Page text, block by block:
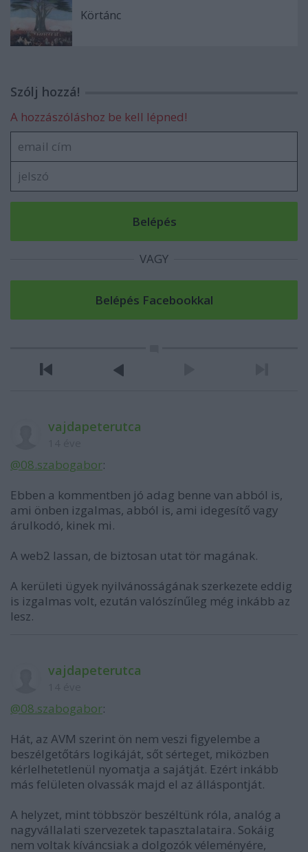
Körtánc
Szólj hozzá!
A hozzászóláshoz be kell lépned!
VAGY
vajdapeterutca
@08.szabogabor:
Ebben a kommentben jó adag benne van abból is,
ami önben izgalmas, abból is, ami idegesítő vagy
árulkodó, kinek mi.
A web2 lassan, de biztosan utat tör magának.
A kerületi ügyek nyilvánosságának szerkezete eddig
is izgalmas volt, ezután valószínűleg még inkább az
lesz.
vajdapeterutca
@08.szabogabor:
Hát, az AVM szerint ön nem veszi figyelembe a
beszélgetőtárs logikáját, sőt sérteget, miközben
kérlelhetetlenül nyomatja a sajátját. Ezért inkább
más felületen olvassák majd el az álláspontját.
A helyzet, mint többször beszéltünk róla, analóg a
nagyvállalati szervezetek tapasztalataira. Sokáig
nem voltak kíváncsiak a dolgozók véleményére,